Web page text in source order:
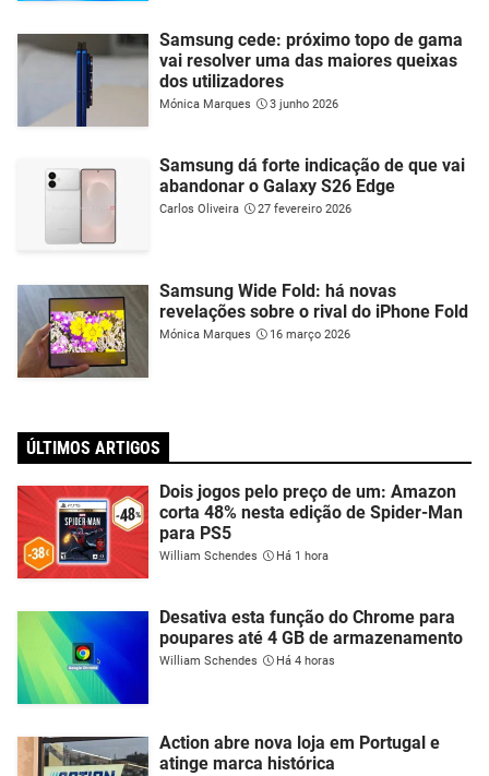
Samsung cede: próximo topo de gama
vai resolver uma das maiores queixas
dos utilizadores
Mónica Marques 3 junho 2026
Samsung dá forte indicação de que vai
abandonar o Galaxy S26 Edge
Carlos Oliveira 27 fevereiro 2026
Samsung Wide Fold: há novas
revelações sobre o rival do iPhone Fold
Mónica Marques 16 março 2026
ÚLTIMOS ARTIGOS
Dois jogos pelo preço de um: Amazon
corta 48% nesta edição de Spider-Man
para PS5
William Schendes Há 1 hora
Desativa esta função do Chrome para
poupares até 4 GB de armazenamento
William Schendes Há 4 horas
Action abre nova loja em Portugal e
atinge marca histórica